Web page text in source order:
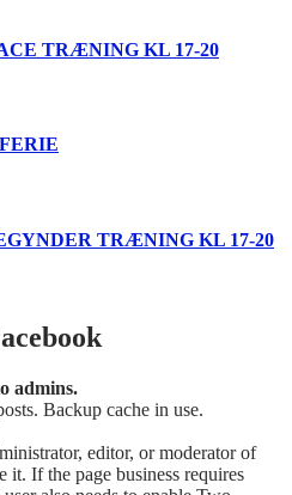
TRÆNING KL 17-20
TRÆNING KL 17-20
admins.
Backup cache in use.
editor, or moderator of
it. If the page business requires